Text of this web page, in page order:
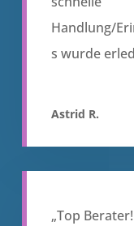
Handlung/
s wurde
Astrid R.
„Top